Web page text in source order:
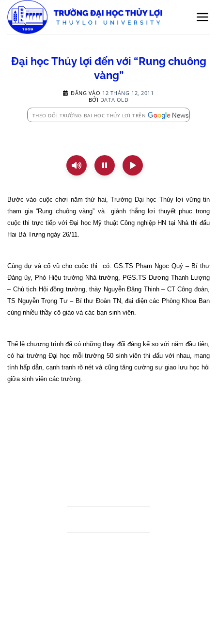
qua
nội
Đại học Thủy lợi đến với “Rung chuông
vàng”
ĐĂNG VÀO 12 THÁNG 12, 2011
BỞI DATA OLD
THEO DÕI TRƯỜNG ĐẠI HỌC THỦY LỢI TRÊN
Bước vào cuộc chơi năm thứ hai, Trường Đại học Thủy lợi vững tin
tham gia “Rung chuông vàng” và
giành thắng lợi thuyết phục trong
cuộc thi trực tiếp với Đại học Mỹ thuật Công nghiệp HN tại Nhà thi đấu
Hai Bà Trưng ngày 26/11.
Cùng dự và cổ vũ cho cuộc thi
có: GS.TS Phạm Ngọc Quý – Bí thư
Đảng ủy, Phó Hiệu trưởng Nhà trường, PGS.TS Dương Thanh Lượng
– Chủ tịch Hội đồng trường, thày Nguyễn Đăng Thịnh – CT Công đoàn,
TS Nguyễn Trọng Tư – Bí thư Đoàn TN, đại diện các Phòng Khoa Ban
cùng nhiều thầy cô giáo và các bạn sinh viên.
Thể lệ chương trình đã có những thay đổi đáng kể so với năm đầu tiên,
có hai trường Đại học mỗi trường 50 sinh viên thi đấu với nhau, mang
tính hấp dẫn, cạnh tranh rõ nét và cũng tăng cường sự giao lưu học hỏi
giữa sinh viên các trường.